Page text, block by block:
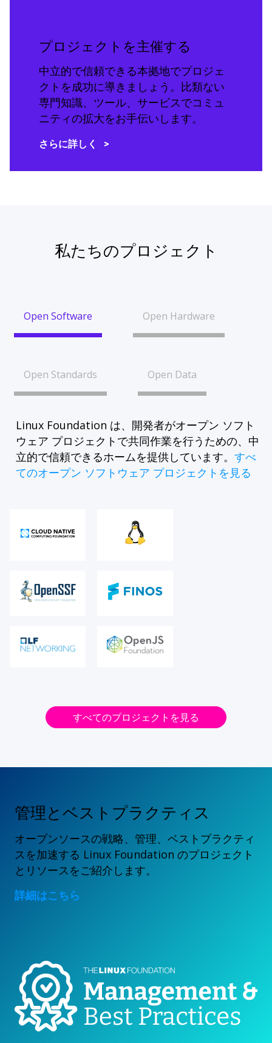
プロジェクトを主催する
中立的で信頼できる本拠地でプロジェ
クトを成功に導きましょう。比類ない
専門知識、ツール、サービスでコミュ
ニティの拡大をお手伝いします。
さらに詳しく
私たちのプロジェクト
Open Software Open Hardware
Open Standards Open Data
Linux Foundation は、開発者がオープン ソフト
ウェア プロジェクトで共同作業を行うための、中
立的で信頼できるホームを提供しています。 すべ
てのオープン ソフトウェア プロジェクトを見る
すべてのプロジェクトを見る
管理とベストプラクティス
オープンソースの戦略、管理、ベストプラクティ
スを加速する Linux Foundation のプロジェクト
とリソースをご紹介します。
詳細はこちら